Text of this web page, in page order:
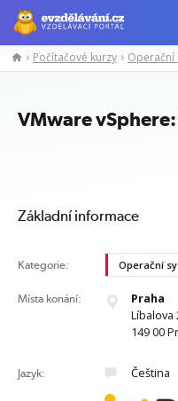
Manažerské
Počítačové kurzy
VMware
Základní informace
Kategorie: Operační
Místa konání:
Praha
Líbalova
149 00
Jazyk: Čeština